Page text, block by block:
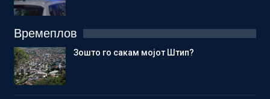
Времеплов
Зошто го сакам мојот Штип?